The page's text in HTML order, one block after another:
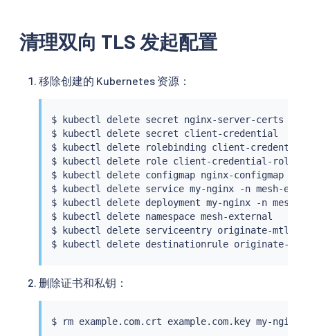
清理双向 TLS 发起配置
移除创建的 Kubernetes 资源：
$ kubectl
delete secret nginx-server-certs
$
kubectl
delete secret client-credential
$
kubectl
delete rolebinding client-
$
kubectl
delete role client-credential-role
$
kubectl
delete configmap nginx-configmap -n
$
kubectl delete service my-nginx -n mesh-
$
kubectl
delete deployment my-nginx -n mesh-
$
kubectl
delete namespace mesh-external
$
kubectl
delete serviceentry originate-mtls-
$
kubectl
删除证书和私钥：
$ rm